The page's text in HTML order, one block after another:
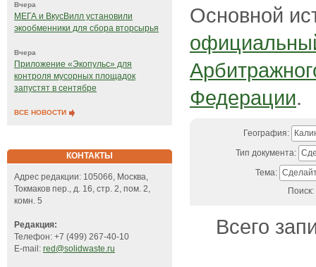
Вчера
МЕГА и ВкусВилл установили
экообменники для сбора вторсырья
Вчера
Приложение «Экопульс» для
контроля мусорных площадок
запустят в сентябре
ВСЕ НОВОСТИ
КОНТАКТЫ
Адрес редакции: 105066, Москва,
Токмаков пер., д. 16, стр. 2, пом. 2,
комн. 5
Редакция:
Телефон: +7 (499) 267-40-10
E-mail: red@solidwaste.ru
Основной
Федерации.
География:
Тип документа:
Тема:
Поиск:
Всего